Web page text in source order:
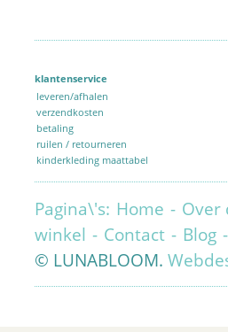
klantenservice
leveren/afhalen
verzendkosten
betaling
ruilen / retourneren
kinderkleding maattabel
Pagina\'s: Home - Over
winkel - Contact - Blog
© LUNABLOOM.